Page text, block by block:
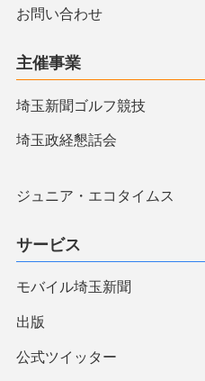
お問い合わせ
主催事業
埼玉新聞ゴルフ競技
埼玉政経懇話会
ジュニア・エコタイムス
サービス
モバイル埼玉新聞
出版
公式ツイッター